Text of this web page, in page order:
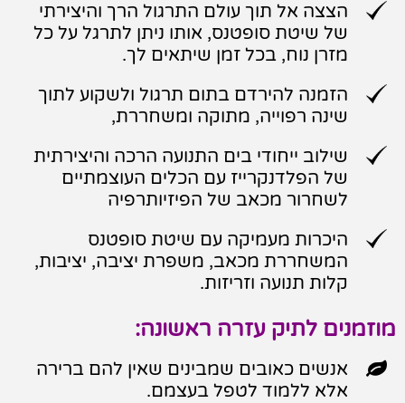
הצצה אל תוך עולם התרגול הרך והיצירתי
של שיטת סופטנס, אותו ניתן לתרגל על כל
מזרן נוח, בכל זמן שיתאים לך.
הזמנה להירדם בתום תרגול ולשקוע לתוך
שינה רפוייה, מתוקה ומשחררת,
שילוב ייחודי בים התנועה הרכה והיצירתית
של הפלדנקרייז עם הכלים העוצמתיים
לשחרור מכאב של הפיזיותרפיה
היכרות מעמיקה עם שיטת סופטנס
המשחררת מכאב, משפרת יציבה, יציבות,
קלות תנועה וזריזות.
מוזמנים לתיק עזרה ראשונה:

אנשים כאובים שמבינים שאין להם ברירה
אלא ללמוד לטפל בעצמם.